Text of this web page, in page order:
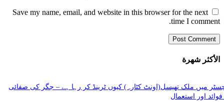
Save my name, email, and website in this browser for the next
time I comment.
الأكثر شهرة
میں ملک تھیسل(اونٹ کٹارہ) کیوں ٹرینڈ کر رہا ہے – جگر کی صفائی
اور استعمال